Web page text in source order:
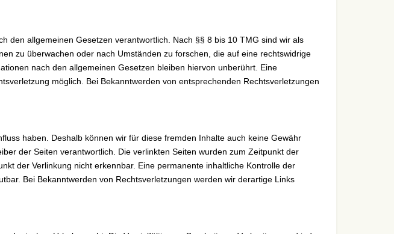
den allgemeinen Gesetzen verantwortlich. Nach §§ 8 bis 10 TMG sind wir als
zu überwachen oder nach Umständen zu forschen, die auf eine rechtswidrige
nach den allgemeinen Gesetzen bleiben hiervon unberührt. Eine
möglich. Bei Bekanntwerden von entsprechenden Rechtsverletzungen
haben. Deshalb können wir für diese fremden Inhalte auch keine Gewähr
der Seiten verantwortlich. Die verlinkten Seiten wurden zum Zeitpunkt der
der Verlinkung nicht erkennbar. Eine permanente inhaltliche Kontrolle der
Bei Bekanntwerden von Rechtsverletzungen werden wir derartige Links